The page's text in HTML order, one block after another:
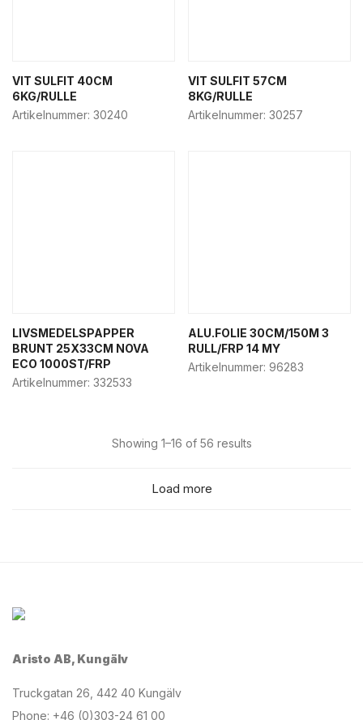
VIT SULFIT 40CM
6KG/RULLE
Artikelnummer: 30240
VIT SULFIT 57CM
8KG/RULLE
Artikelnummer: 30257
LIVSMEDELSPAPPER
BRUNT 25X33CM NOVA
ECO 1000ST/FRP
Artikelnummer: 332533
ALU.FOLIE 30CM/150M 3
RULL/FRP 14 MY
Artikelnummer: 96283
Showing 1–16 of 56 results
Load more
Aristo AB, Kungälv
Truckgatan 26, 442 40 Kungälv
Phone: +46 (0)303-24 61 00